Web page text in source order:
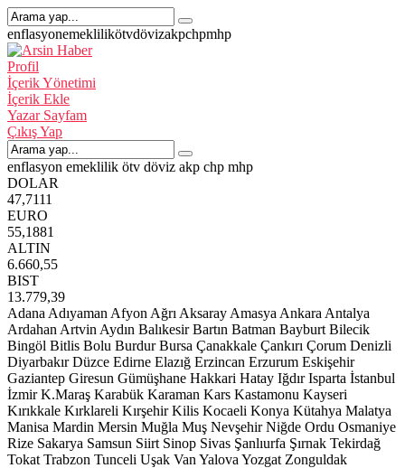
enflasyonemeklilikötvdövizakpchpmhp
Profil
İçerik Yönetimi
İçerik Ekle
Yazar Sayfam
Çıkış Yap
enflasyon emeklilik ötv döviz akp chp mhp
DOLAR
47,7111
EURO
55,1881
ALTIN
6.660,55
BIST
13.779,39
Adana Adıyaman Afyon Ağrı Aksaray Amasya Ankara Antalya
Ardahan Artvin Aydın Balıkesir Bartın Batman Bayburt Bilecik
Bingöl Bitlis Bolu Burdur Bursa Çanakkale Çankırı Çorum Denizli
Diyarbakır Düzce Edirne Elazığ Erzincan Erzurum Eskişehir
Gaziantep Giresun Gümüşhane Hakkari Hatay Iğdır Isparta İstanbul
İzmir K.Maraş Karabük Karaman Kars Kastamonu Kayseri
Kırıkkale Kırklareli Kırşehir Kilis Kocaeli Konya Kütahya Malatya
Manisa Mardin Mersin Muğla Muş Nevşehir Niğde Ordu Osmaniye
Rize Sakarya Samsun Siirt Sinop Sivas Şanlıurfa Şırnak Tekirdağ
Tokat Trabzon Tunceli Uşak Van Yalova Yozgat Zonguldak